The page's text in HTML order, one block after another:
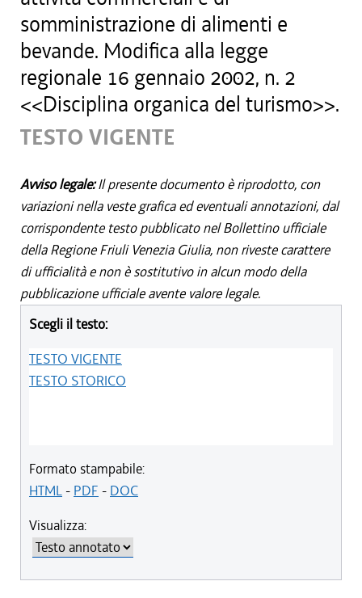
somministrazione di alimenti e
bevande. Modifica alla legge
regionale 16 gennaio 2002, n. 2
<<Disciplina organica del turismo>>.
TESTO VIGENTE
Avviso legale:Il presente documento è riprodotto, con
variazioni nella veste grafica ed eventuali annotazioni, dal
corrispondente testo pubblicato nel Bollettino ufficiale
della Regione Friuli Venezia Giulia, non riveste carattere
di ufficialità e non è sostitutivo in alcun modo della
pubblicazione ufficiale avente valore legale.
Scegli il testo:
TESTO VIGENTE
TESTO STORICO
Formato stampabile:
HTML- PDF - DOC
Visualizza: